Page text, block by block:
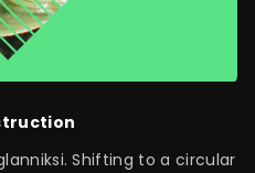
Koulutus on tarjolla vain englanniksi. Shifting to a circular